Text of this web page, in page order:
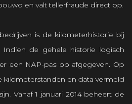
en valt tellerfraude direct op.
is de kilometerhistorie bij
Indien de gehele historie logisch
een NAP-pas op afgegeven. Op
kilometerstanden en data vermeld
Vanaf 1 januari 2014 beheert de